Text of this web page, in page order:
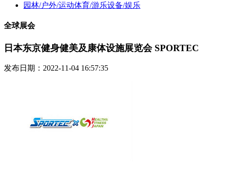
园林/户外/运动体育/游乐设备/娱乐
全球展会
日本东京健身健美及康体设施展览会 SPORTEC
发布日期：2022-11-04 16:57:35